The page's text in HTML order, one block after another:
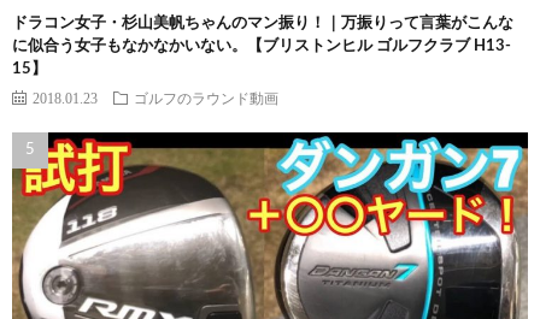
ドラコン女子・杉山美帆ちゃんのマン振り！｜万振りって言葉がこんな
に似合う女子もなかなかいない。【ブリストンヒル ゴルフクラブ H13-
15】
2018.01.23 ゴルフのラウンド動画